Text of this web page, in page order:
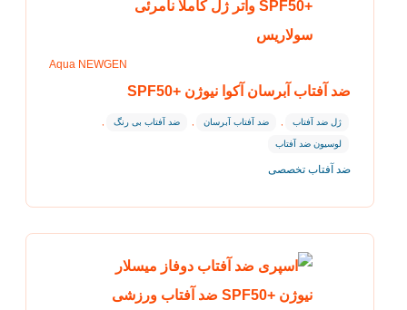
Aqua NEWGEN
ضد آفتاب آبرسان آکوا نیوژن +SPF50
ژل ضد آفتاب ضد آفتاب آبرسان ضد آفتاب بی رنگ
لوسیون ضد آفتاب
ضد آفتاب تخصصی